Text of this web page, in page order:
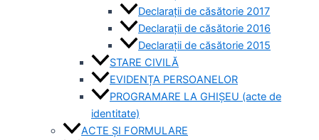
Declarații de căsătorie 2017
Declarații de căsătorie 2016
Declarații de căsătorie 2015
STARE CIVILĂ
EVIDENȚA PERSOANELOR
PROGRAMARE LA GHIȘEU (acte de
identitate)
ACTE ȘI FORMULARE